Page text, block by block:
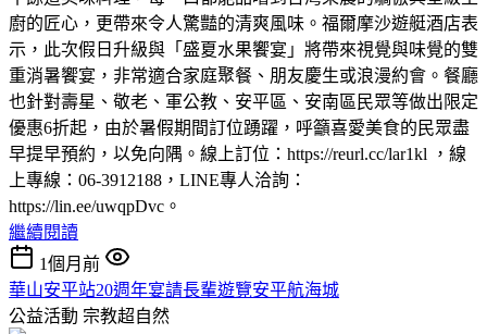
廚的匠心，更帶來令人驚豔的清爽風味。福爾摩沙遊艇酒店表
示，此次假日升級與「盛夏水果饗宴」將帶來視覺與味覺的雙
重消暑饗宴，非常適合家庭聚餐、朋友慶生或浪漫約會。餐廳
也針對壽星、敬老、軍公教、安平區、安南區民眾等做出限定
優惠6折起，由於暑假期間訂位踴躍，呼籲喜愛美食的民眾盡
早提早預約，以免向隅。線上訂位：https://reurl.cc/lar1kl ，線
上專線：06-3912188，LINE專人洽詢：
https://lin.ee/uwqpDvc。
繼續閱讀
1個月前
華山安平站20週年宴請長輩遊覽安平航海城
公益活動 宗教超自然